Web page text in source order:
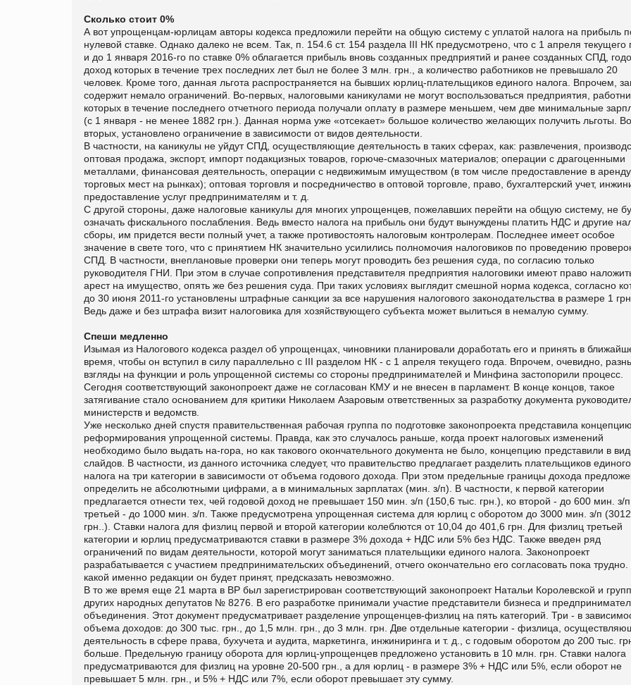
Сколько стоит 0%
А вот упрощенцам-юрлицам авторы кодекса предложили перейти на общую систему с уплатой налога на прибыль
нулевой ставке. Однако далеко не всем. Так, п. 154.6 ст. 154 раздела III НК предусмотрено, что с 1 апреля текущего
и до 1 января 2016-го по ставке 0% облагается прибыль вновь созданных предприятий и ранее созданных СПД,
доход которых в течение трех последних лет был не более 3 млн. грн., а количество работников не превышало 20
человек. Кроме того, данная льгота распространяется на бывших юрлиц-плательщиков единого налога. Впрочем,
содержит немало ограничений. Во-первых, налоговыми каникулами не могут воспользоваться предприятия,
которых в течение последнего отчетного периода получали оплату в размере меньшем, чем две минимальные
(с 1 января - не менее 1882 грн.). Данная норма уже «отсекает» большое количество желающих получить льготы.
вторых, установлено ограничение в зависимости от видов деятельности.
В частности, на каникулы не уйдут СПД, осуществляющие деятельность в таких сферах, как: развлечения,
оптовая продажа, экспорт, импорт подакцизных товаров, горюче-смазочных материалов; операции с драгоценными
металлами, финансовая деятельность, операции с недвижимым имуществом (в том числе предоставление в аренду
торговых мест на рынках); оптовая торговля и посредничество в оптовой торговле, право, бухгалтерский учет,
предоставление услуг предпринимателям и т. д.
С другой стороны, даже налоговые каникулы для многих упрощенцев, пожелавших перейти на общую систему, не
означать фискального послабления. Ведь вместо налога на прибыль они будут вынуждены платить НДС и другие
сборы, им придется вести полный учет, а также противостоять налоговым контролерам. Последнее имеет особое
значение в свете того, что с принятием НК значительно усилились полномочия налоговиков по проведению
СПД. В частности, внеплановые проверки они теперь могут проводить без решения суда, по согласию только
руководителя ГНИ. При этом в случае сопротивления представителя предприятия налоговики имеют право
арест на имущество, опять же без решения суда. При таких условиях выглядит смешной норма кодекса, согласно
до 30 июня 2011-го установлены штрафные санкции за все нарушения налогового законодательства в размере 1 грн.
Ведь даже и без штрафа визит налоговика для хозяйствующего субъекта может вылиться в немалую сумму.
Спеши медленно
Изымая из Налогового кодекса раздел об упрощенцах, чиновники планировали доработать его и принять в
время, чтобы он вступил в силу параллельно с III разделом НК - с 1 апреля текущего года. Впрочем, очевидно,
взгляды на функции и роль упрощенной системы со стороны предпринимателей и Минфина застопорили процесс.
Сегодня соответствующий законопроект даже не согласован КМУ и не внесен в парламент. В конце концов, такое
затягивание стало основанием для критики Николаем Азаровым ответственных за разработку документа
министерств и ведомств.
Уже несколько дней спустя правительственная рабочая группа по подготовке законопроекта представила концепцию
реформирования упрощенной системы. Правда, как это случалось раньше, когда проект налоговых изменений
необходимо было выдать на-гора, но как такового окончательного документа не было, концепцию представили в
слайдов. В частности, из данного источника следует, что правительство предлагает разделить плательщиков единого
налога на три категории в зависимости от объема годового дохода. При этом предельные границы дохода
определить не абсолютными цифрами, а в минимальных зарплатах (мин. з/п). В частности, к первой категории
предлагается отнести тех, чей годовой доход не превышает 150 мин. з/п (150,6 тыс. грн.), ко второй - до 600 мин. з/
третьей - до 1000 мин. з/п. Также предусмотрена упрощенная система для юрлиц с оборотом до 3000 мин. з/п
грн..). Ставки налога для физлиц первой и второй категории колеблются от 10,04 до 401,6 грн. Для физлиц третьей
категории и юрлиц предусматриваются ставки в размере 3% дохода + НДС или 5% без НДС. Также введен ряд
ограничений по видам деятельности, которой могут заниматься плательщики единого налога. Законопроект
разрабатывается с участием предпринимательских объединений, отчего окончательно его согласовать пока
какой именно редакции он будет принят, предсказать невозможно.
В то же время еще 21 марта в ВР был зарегистрирован соответствующий законопроект Натальи Королевской и
других народных депутатов № 8276. В его разработке принимали участие представители бизнеса и
объединения. Этот документ предусматривает разделение упрощенцев-физлиц на пять категорий. Три - в
объема доходов: до 300 тыс. грн., до 1,5 млн. грн., до 3 млн. грн. Две отдельные категории - физлица,
деятельность в сфере права, бухучета и аудита, маркетинга, инжиниринга и т. д., с годовым оборотом до 200 тыс.
больше. Предельную границу оборота для юрлиц-упрощенцев предложено установить в 10 млн. грн. Ставки налога
предусматриваются для физлиц на уровне 20-500 грн., а для юрлиц - в размере 3% + НДС или 5%, если оборот не
превышает 5 млн. грн., и 5% + НДС или 7%, если оборот превышает эту сумму.